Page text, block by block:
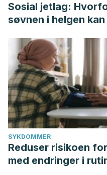
Sosial jetlag:
søvnen i helgen
SYKDOMMER
Reduser risikoen
med endringer i